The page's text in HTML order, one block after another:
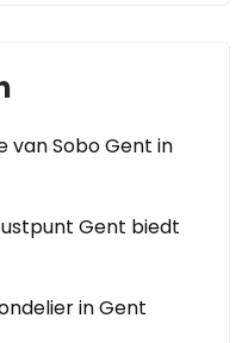
van Sobo Gent in
Gent biedt
in Gent